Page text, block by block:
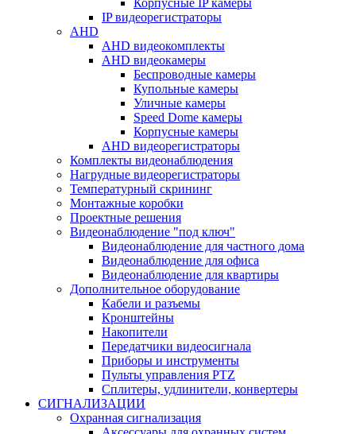
Корпусные IP камеры
IP видеорегистраторы
AHD
AHD видеокомплекты
AHD видеокамеры
Беспроводные камеры
Купольные камеры
Уличные камеры
Speed Dome камеры
Корпусные камеры
AHD видеорегистраторы
Комплекты видеонаблюдения
Нагрудные видеорегистраторы
Температурный скрининг
Монтажные коробки
Проектные решения
Видеонаблюдение "под ключ"
Видеонаблюдение для частного дома
Видеонаблюдение для офиса
Видеонаблюдение для квартиры
Дополнительное оборудование
Кабели и разъемы
Кронштейны
Накопители
Передатчики видеосигнала
Приборы и инструменты
Пульты управления PTZ
Сплитеры, удлинители, конвертеры
СИГНАЛИЗАЦИИ
Охранная сигнализация